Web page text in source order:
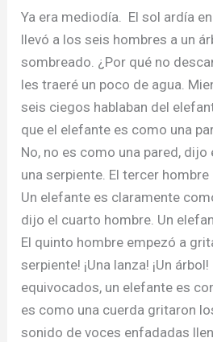
Ya era mediodía. El sol ardía
llevó a los seis hombres a un
sombreado. ¿Por qué no
les traeré un poco de agua.
seis ciegos hablaban del
que el elefante es como una
No, no es como una pared,
una serpiente. El tercer
Un elefante es claramente
dijo el cuarto hombre. Un
El quinto hombre empezó a
serpiente! ¡Una lanza! ¡Un
equivocados, un elefante es
es como una cuerda gritaron
sonido de voces enfadadas